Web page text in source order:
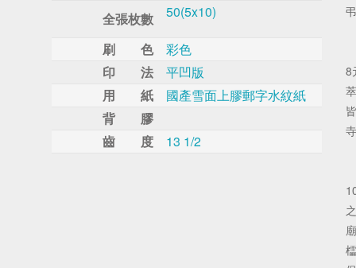
全張枚數
50(5x10)
刷 色
彩色
印 法
平凹版
用 紙
國產雪面上膠郵字水紋紙
背 膠
齒 度
13 1/2
8